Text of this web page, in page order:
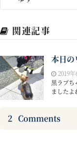
関連記事
本日の
2019
黒ラブち
ましたよ
2 Comments